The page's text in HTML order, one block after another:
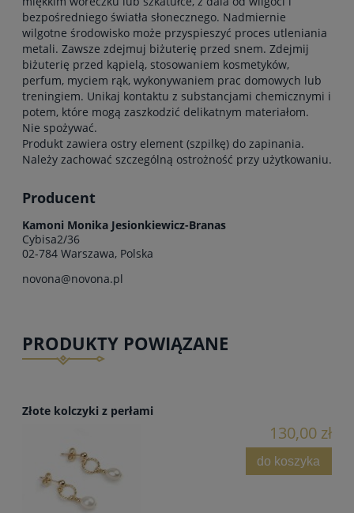
bezpośredniego światła słonecznego. Nadmiernie
wilgotne środowisko może przyspieszyć proces utleniania
metali. Zawsze zdejmuj biżuterię przed snem. Zdejmij
biżuterię przed kąpielą, stosowaniem kosmetyków,
perfum, myciem rąk, wykonywaniem prac domowych lub
treningiem. Unikaj kontaktu z substancjami chemicznymi i
potem, które mogą zaszkodzić delikatnym materiałom.
Nie spożywać.
Produkt zawiera ostry element (szpilkę) do zapinania.
Należy zachować szczególną ostrożność przy użytkowaniu.
Producent
Kamoni Monika Jesionkiewicz-Branas
Cybisa2/36
02-784 Warszawa, Polska
novona@novona.pl
PRODUKTY POWIĄZANE
Złote kolczyki z perłami
130,00 zł
do koszyka